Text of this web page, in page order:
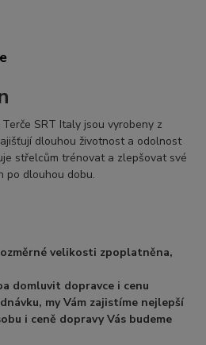
Terče SRT Italy jsou vyrobeny z
dlouhou životnost a odolnost
střelcům trénovat a zlepšovat své
po dlouhou dobu.
velikosti zpoplatněna,
domluvit dopravce i cenu
my Vám zajistíme nejlepší
i ceně dopravy Vás budeme